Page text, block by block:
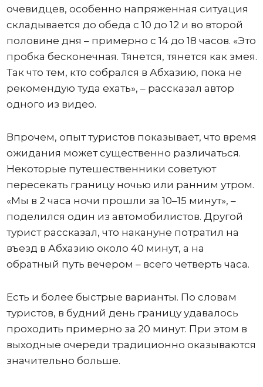
очевидцев, особенно напряженная ситуация
складывается до обеда с 10 до 12 и во второй
половине дня – примерно с 14 до 18 часов. «Это
пробка бесконечная. Тянется, тянется как змея.
Так что тем, кто собрался в Абхазию, пока не
рекомендую туда ехать», – рассказал автор
одного из видео.
Впрочем, опыт туристов показывает, что время
ожидания может существенно различаться.
Некоторые путешественники советуют
пересекать границу ночью или ранним утром.
«Мы в 2 часа ночи прошли за 10–15 минут», –
поделился один из автомобилистов. Другой
турист рассказал, что накануне потратил на
въезд в Абхазию около 40 минут, а на
обратный путь вечером – всего четверть часа.
Есть и более быстрые варианты. По словам
туристов, в будний день границу удавалось
проходить примерно за 20 минут. При этом в
выходные очереди традиционно оказываются
значительно больше.